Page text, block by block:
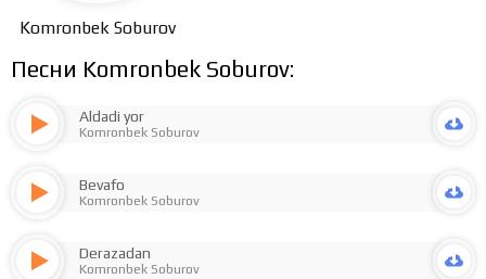
Komronbek Soburov
Песни Komronbek Soburov:
Aldadi yor
Komronbek Soburov
Bevafo
Komronbek Soburov
Derazadan
Komronbek Soburov